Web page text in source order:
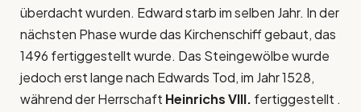
überdacht wurden. Edward starb im selben Jahr. In der
nächsten Phase wurde das Kirchenschiff gebaut, das
1496 fertiggestellt wurde. Das Steingewölbe wurde
jedoch erst lange nach Edwards Tod, im Jahr 1528,
während der Herrschaft Heinrichs VIII. fertiggestellt .